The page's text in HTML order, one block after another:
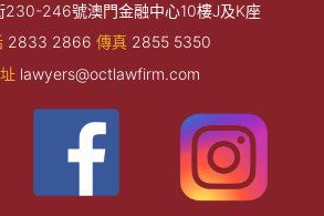
230-246號澳門金融中心10樓J及K座
2833 2866 傳真 2855 5350
lawyers@octlawfirm.com